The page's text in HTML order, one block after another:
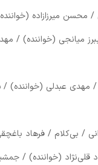
/ محسن میرزازاده
میانجی (خواننده) /
/ مهدی عبدلی (خواننده) /
/ بی‌کلام / فرهاد
قلی‌نژاد (خواننده) /